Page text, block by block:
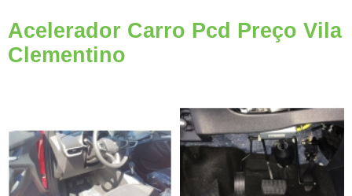
Acelerador Carro Pcd Preço Vila
Clementino